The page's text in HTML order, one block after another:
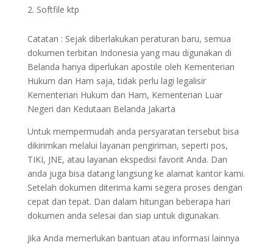
Softfile ktp
Catatan : Sejak diberlakukan peraturan baru, semua
dokumen terbitan Indonesia yang mau digunakan di
Belanda hanya diperlukan apostile oleh Kementerian
Hukum dan Ham saja, tidak perlu lagi legalisir
Kementerian Hukum dan Ham, Kementerian Luar
Negeri dan Kedutaan Belanda Jakarta
Untuk mempermudah anda persyaratan tersebut bisa
dikirimkan melalui layanan pengiriman, seperti pos,
TIKI, JNE, atau layanan ekspedisi favorit Anda. Dan
anda juga bisa datang langsung ke alamat kantor kami.
Setelah dokumen diterima kami segera proses dengan
cepat dan tepat. Dan dalam hitungan beberapa hari
dokumen anda selesai dan siap untuk digunakan.
Jika Anda memerlukan bantuan atau informasi lainnya